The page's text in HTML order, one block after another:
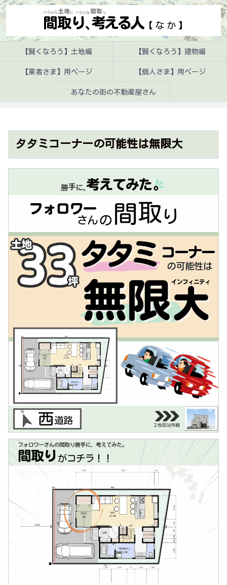
【賢くなろう】土地編 【賢くなろう】建物編
【業者さま】用ページ 【個人さま】用ページ
あなたの街の不動産屋さん
タタミコーナーの可能性は無限大